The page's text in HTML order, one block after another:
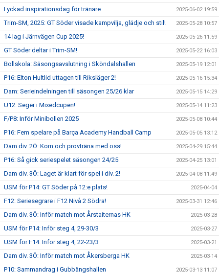
Lyckad inspirationsdag för tränare 2025-06-02 19:59
Trim-SM, 2025: GT Söder visade kampvilja, glädje och stil! 2025-05-28 10:57
14 lag i Järnvägen Cup 2025! 2025-05-26 11:59
GT Söder deltar i Trim-SM! 2025-05-22 16:03
Bollskola: Säsongsavslutning i Sköndalshallen 2025-05-19 12:01
P16: Elton Hultlid uttagen till Riksläger 2! 2025-05-16 15:34
Dam: Serieindelningen till säsongen 25/26 klar 2025-05-15 14:29
U12: Seger i Mixedcupen! 2025-05-14 11:23
F/P8: Inför Minibollen 2025 2025-05-08 10:44
P16: Fem spelare på Barça Academy Handball Camp 2025-05-05 13:12
Dam div. 2Ö: Kom och provträna med oss! 2025-04-29 15:44
P16: Så gick seriespelet säsongen 24/25 2025-04-25 13:01
Dam div. 3Ö: Laget är klart för spel i div. 2! 2025-04-08 11:49
USM för P14: GT Söder på 12:e plats! 2025-04-04
F12: Seriesegrare i F12 Nivå 2 Södra! 2025-03-31 12:46
Dam div. 3Ö: Inför match mot Årstaiternas HK 2025-03-28
USM för P14: Inför steg 4, 29-30/3 2025-03-27
USM för F14: Inför steg 4, 22-23/3 2025-03-21
Dam div. 3Ö: Inför match mot Åkersberga HK 2025-03-14
P10: Sammandrag i Gubbängshallen 2025-03-13 11:07